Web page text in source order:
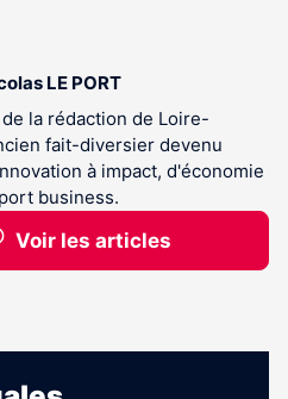
LE PORT
la rédaction de Loire-
fait-diversier devenu
à impact, d'économie
business.
Voir les articles